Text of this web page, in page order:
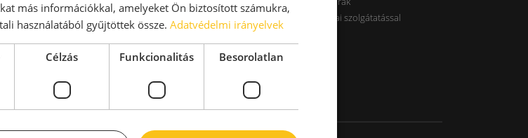
Kiadó raktár 1000-2000 m2
Kiadó raktár > 2000 m2
Raktárak logisztikai szolgátatással
más információkkal, amelyeket Ön biztosított számukra,
használatából gyűjtöttek össze. Adatvédelmi irányelvek
Célzás Funkcionalitás Besorolatlan